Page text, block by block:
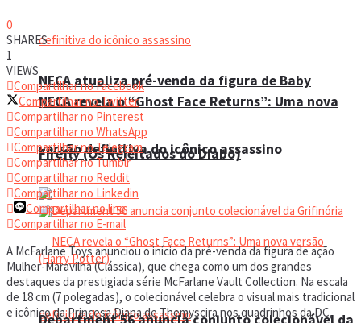
NECA atualiza pré-venda da figura de Baby
Firefly (Os Rejeitados do Diabo)
NECA revela o “Ghost Face Returns”: Uma nova
versão definitiva do icônico assassino
0
SHARES
1
VIEWS
Compartilhar no Facebook
Compartilhar no Twitter
Compartilhar no Pinterest
Compartilhar no WhatsApp
Compartilhar no Telegram
Compartilhar no Tumblr
Compartilhar no Reddit
Compartilhar no Linkedin
Compartilhar no line
Compartilhar no E-mail
A McFarlane Toys anunciou o início da pré-venda da figura de ação
Mulher-Maravilha (Clássica), que chega como um dos grandes
destaques da prestigiada série McFarlane Vault Collection. Na escala
de 18 cm (7 polegadas), o colecionável celebra o visual mais tradicional
e icônico da Princesa Diana de Themyscira nos quadrinhos da DC,